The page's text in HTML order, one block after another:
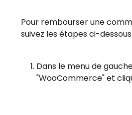
Pour rembourser une
suivez les étapes ci-dessous
Dans le menu de
"WooCommerce" et